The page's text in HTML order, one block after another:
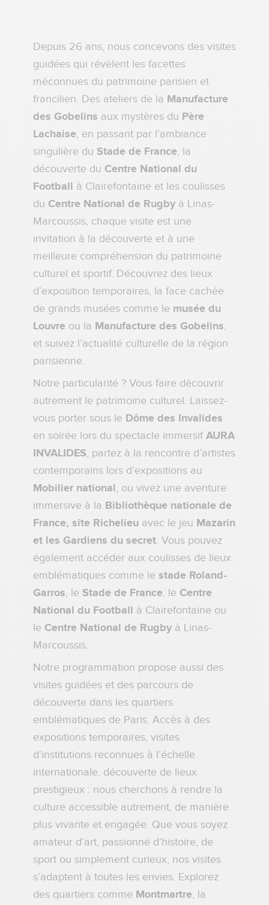
Depuis 26 ans, nous concevons des visites
guidées qui révèlent les facettes
méconnues du patrimoine parisien et
francilien. Des ateliers de la Manufacture
des Gobelins aux mystères du Père
Lachaise, en passant par l’ambiance
singulière du Stade de France, la
découverte du Centre National du
Football à Clairefontaine et les coulisses
du Centre National de Rugby à Linas-
Marcoussis, chaque visite est une
invitation à la découverte et à une
meilleure compréhension du patrimoine
culturel et sportif. Découvrez des lieux
d’exposition temporaires, la face cachée
de grands musées comme le musée du
Louvre ou la Manufacture des Gobelins,
et suivez l’actualité culturelle de la région
parisienne.
Notre particularité ? Vous faire découvrir
autrement le patrimoine culturel. Laissez-
vous porter sous le Dôme des Invalides
en soirée lors du spectacle immersifAURA
INVALIDES, partez à la rencontre d’artistes
contemporains lors d’expositions au
Mobilier national, ou vivez une aventure
immersive à la Bibliothèque nationale de
France, site Richelieu avec le jeu Mazarin
et les Gardiens du secret. Vous pouvez
également accéder aux coulisses de lieux
emblématiques comme le stade Roland-
Garros, le Stade de France, le Centre
National du Football à Clairefontaine ou
le Centre National de Rugby à Linas-
Marcoussis.
Notre programmation propose aussi des
visites guidées et des parcours de
découverte dans les quartiers
emblématiques de Paris. Accès à des
expositions temporaires, visites
d’institutions reconnues à l’échelle
internationale, découverte de lieux
prestigieux : nous cherchons à rendre la
culture accessible autrement, de manière
plus vivante et engagée. Que vous soyez
amateur d’art, passionné d’histoire, de
sport ou simplement curieux, nos visites
s’adaptent à toutes les envies. Explorez
des quartiers comme Montmartre, la